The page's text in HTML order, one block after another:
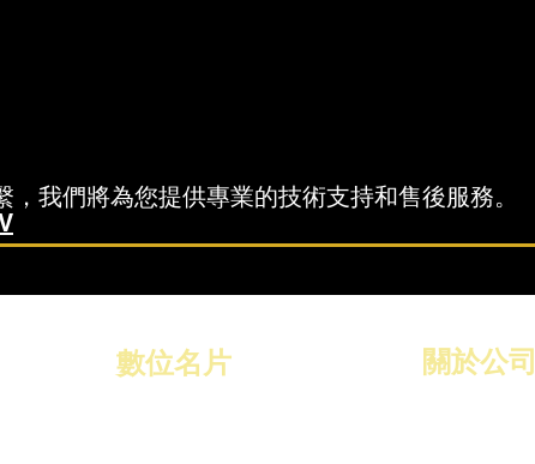
我們將為您提供專業的技術支持和售後服務。
​數位名片 ​關於公司